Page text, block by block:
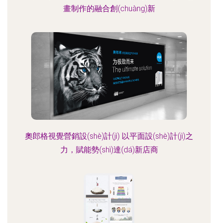
畫制作的融合創(chuàng)新
奧郎格視覺營銷設(shè)計(jì) 以平面設(shè)計(jì)之
力，賦能勢(shì)達(dá)新店商